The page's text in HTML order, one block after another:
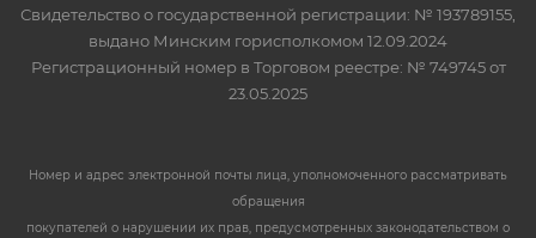
Свидетельство о государственной регистрации: № 193789155,
выдано Минским горисполкомом 12.09.2024
Регистрационный номер в Торговом реестре: № 749745 от
23.05.2025
Номер и адрес электронной почты лица, уполномоченного рассматривать
обращения
покупателей о нарушении их прав, предусмотренных законодательством о